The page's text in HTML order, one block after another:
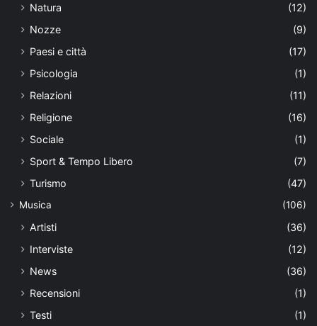
Natura
(12)
Nozze
(9)
Paesi e città
(17)
Psicologia
(1)
Relazioni
(11)
Religione
(16)
Sociale
(1)
Sport & Tempo Libero
(7)
Turismo
(47)
Musica (106)
Artisti
(36)
Interviste
(12)
News
(36)
Recensioni
(1)
Testi
(1)